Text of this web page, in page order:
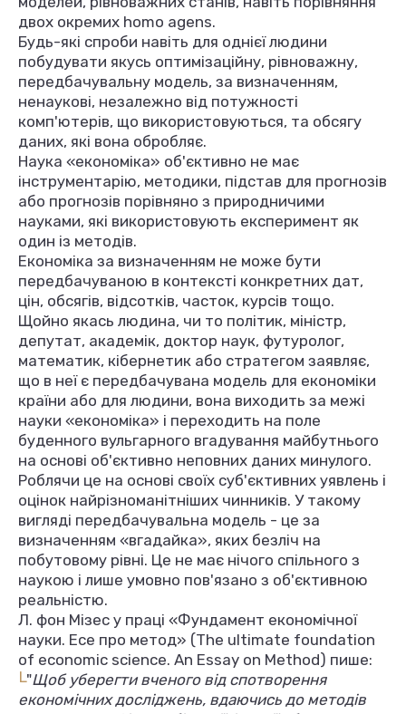
двох окремих homo agens.
Будь-які спроби навіть для однієї людини
побудувати якусь оптимізаційну, рівноважну,
передбачувальну модель, за визначенням,
ненаукові, незалежно від потужності
комп'ютерів, що використовуються, та обсягу
даних, які вона обробляє.
Наука «економіка» об'єктивно не має
інструментарію, методики, підстав для прогнозів
або прогнозів порівняно з природничими
науками, які використовують експеримент як
один із методів.
Економіка за визначенням не може бути
передбачуваною в контексті конкретних дат,
цін, обсягів, відсотків, часток, курсів тощо.
Щойно якась людина, чи то політик, міністр,
депутат, академік, доктор наук, футуролог,
математик, кібернетик або стратегом заявляє,
що в неї є передбачувана модель для економіки
країни або для людини, вона виходить за межі
науки «економіка» і переходить на поле
буденного вульгарного вгадування майбутнього
на основі об'єктивно неповних даних минулого.
Роблячи це на основі своїх суб'єктивних уявлень і
оцінок найрізноманітніших чинників. У такому
вигляді передбачувальна модель - це за
визначенням «вгадайка», яких безліч на
побутовому рівні. Це не має нічого спільного з
наукою і лише умовно пов'язано з об'єктивною
реальністю.
Л. фон Мізес у праці «Фундамент економічної
науки. Есе про метод» (The ultimate foundation
of economic science. An Essay on Method) пише:
L"Щоб уберегти вченого від спотворення
економічних досліджень, вдаючись до методів